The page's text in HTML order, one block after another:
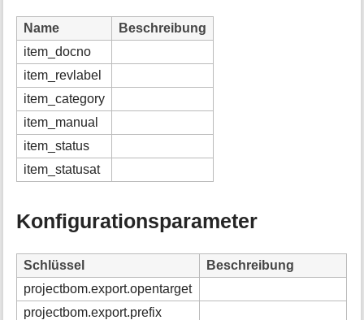
Name
Beschreibung
item_docno
item_revlabel
item_category
item_manual
item_status
item_statusat
Konfigurationsparameter
Schlüssel
Beschreibung
projectbom.export.opentarget
projectbom.export.prefix